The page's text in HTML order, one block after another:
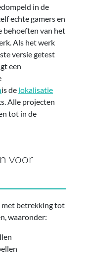
in de
echte gamers en
behoeften van het
Als het werk
versie getest
een
is de lokalisatie
Alle projecten
tot in de
voor
met betrekking tot
waaronder: